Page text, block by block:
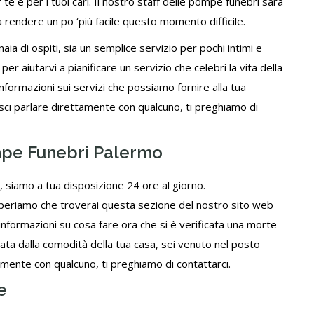
un po ‘più facile questo momento difficile.
di ospiti, sia un semplice servizio per pochi intimi e
aiutarvi a pianificare un servizio che celebri la vita della
sui servizi che possiamo fornire alla tua
parlare direttamente con qualcuno, ti preghiamo di
Funebri Palermo
, siamo a tua disposizione 24 ore al giorno.
che troverai questa sezione del nostro sito web
su cosa fare ora che si è verificata una morte
dalla comodità della tua casa, sei venuto nel posto
con qualcuno, ti preghiamo di contattarci.